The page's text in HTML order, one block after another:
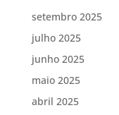
setembro 2025
julho 2025
junho 2025
maio 2025
abril 2025